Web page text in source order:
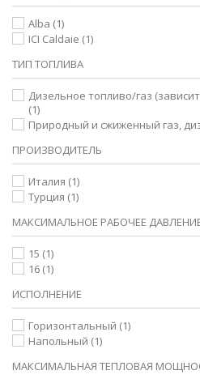
Alba (1)
ICI Caldaie (1)
ТИП ТОПЛИВА
Дизельное топливо/газ
(1)
Природный и сжиженный газ,
ПРОИЗВОДИТЕЛЬ
Италия (1)
Турция (1)
МАКСИМАЛЬНОЕ РАБОЧЕЕ
15 (1)
16 (1)
ИСПОЛНЕНИЕ
Горизонтальный (1)
Напольный (1)
МАКСИМАЛЬНАЯ ТЕПЛОВАЯ